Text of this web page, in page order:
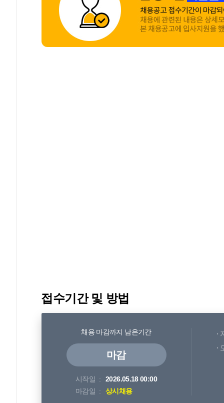
접수기간 및 방법
채용 마감까지 남은기간
마감
시작일
2026.05.18 00:00
마감일
상시채용